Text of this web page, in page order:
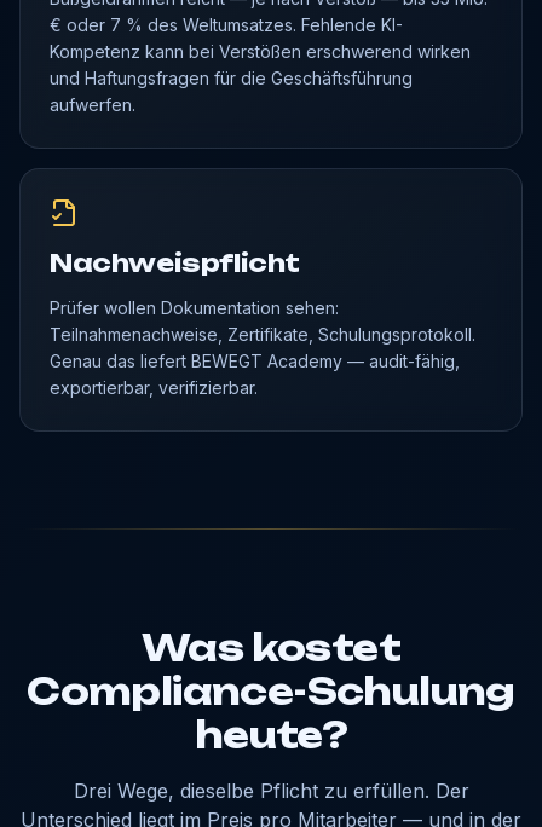
€ oder 7 % des Weltumsatzes. Fehlende KI-
Kompetenz kann bei Verstößen erschwerend wirken
und Haftungsfragen für die Geschäftsführung
aufwerfen.
Nachweispflicht
Prüfer wollen Dokumentation sehen:
Teilnahmenachweise, Zertifikate, Schulungsprotokoll.
Genau das liefert BEWEGT Academy — audit-fähig,
exportierbar, verifizierbar.
Was kostet
Compliance-Schulung
heute?
Drei Wege, dieselbe Pflicht zu erfüllen. Der
Unterschied liegt im Preis pro Mitarbeiter — und in der